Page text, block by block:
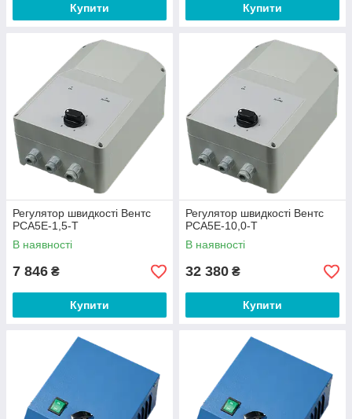
Купити Купити
Регулятор швидкості Вентс
РСА5Е-1,5-Т
В наявності
7 846 ₴
Купити
Регулятор швидкості Вентс
РСА5Е-10,0-Т
В наявності
32 380 ₴
Купити